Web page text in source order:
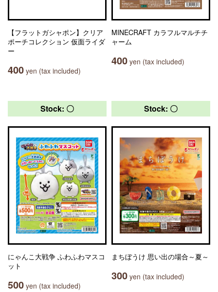
【フラットガシャポン】クリア
ポーチコレクション 仮面ライダ
ー
400 yen (tax included)
MINECRAFT カラフルマルチチ
ャーム
400 yen (tax included)
Stock: 〇
にゃんこ大戦争 ふわふわマスコ
ット
500 yen (tax included)
Stock: 〇
まちぼうけ 思い出の場合～夏～
300 yen (tax included)